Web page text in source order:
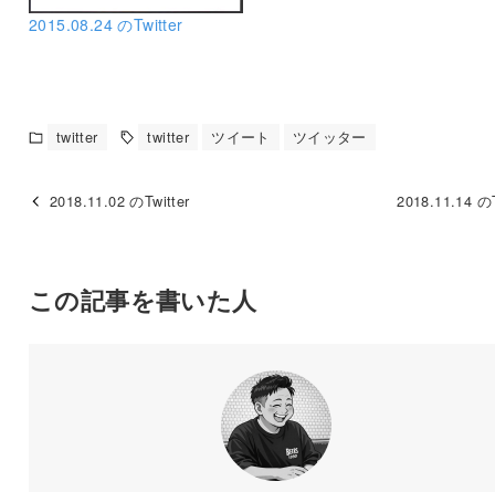
2015.08.24 のTwitter
twitter twitter ツイート ツイッター
2018.11.02 のTwitter 2018.11.14
この記事を書いた人